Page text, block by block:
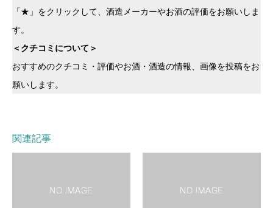
「★」をクリックして、酒造メーカーやお酒の評価をお願いしま
す。
＜クチコミについて＞
おすすめのクチコミ・評価やお酒・酒造の情報、画像を投稿をお
願いします。
関連記事